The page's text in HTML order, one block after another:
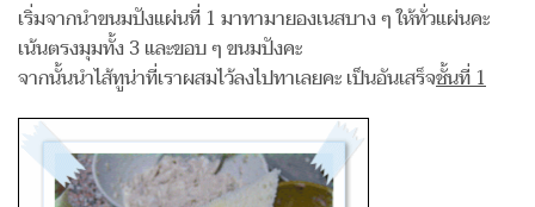
เริ่มจากนำขนมปังแผ่นที่ 1 มาทามายองเนสบาง ๆ ให้ทั่วแผ่นคะ
เน้นตรงมุมทั้ง 3 และขอบ ๆ ขนมปังคะ
จากนั้นนำไส้ทูน่าที่เราผสมไว้ลงไปทาเลยคะ เป็นอันเสร็จชั้นที่ 1